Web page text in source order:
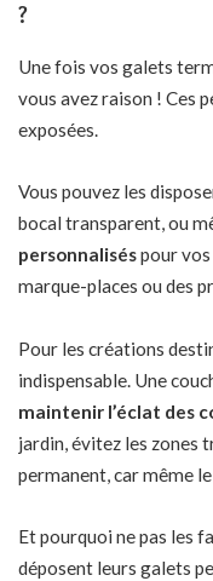
?
Une fois vos galets
vous avez raison ! Ces
exposées.
Vous pouvez les
bocal transparent, ou
personnaliséspour
marque-places ou des
Pour les créations
indispensable. Une
maintenir l’éclat des
jardin, évitez les zones
permanent, car même
Et pourquoi ne pas les
déposent leurs galets